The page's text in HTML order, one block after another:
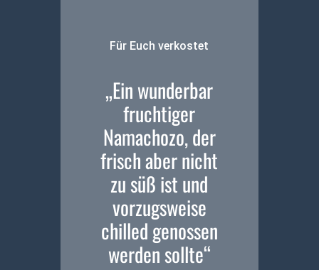
Für Euch verkostet
„Ein wunderbar
fruchtiger
Namachozo, der
frisch aber nicht
zu süß ist und
vorzugsweise
chilled genossen
werden sollte“